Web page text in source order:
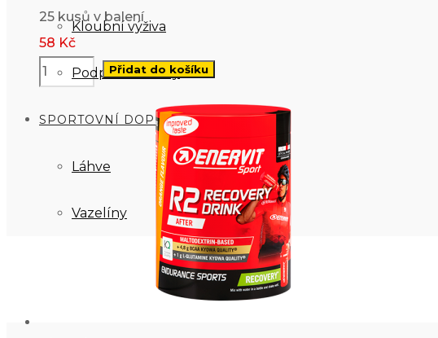
Kloubní výživa
Podpora imunity
SPORTOVNÍ DOPLŇKY
Láhve
Vazelíny
ROYAL BAY
25 kusů v balení
58 Kč
Přidat do košíku